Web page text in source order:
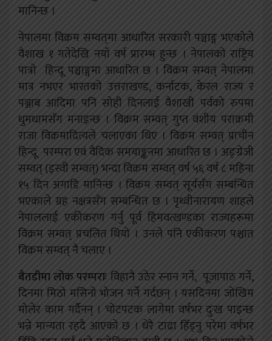
मानिन्छ ।
नेपालमा विक्रम सम्वत्‌मा आधारित सरकारी पञ्चाङ्ग भएकोले
वैशाख १ गतेदेखि नयाँ वर्ष प्रारम्भ हुन्छ । नेपालको राष्ट्रिय
पात्रो हिन्दू पञ्चाङ्गमा आधारित छ । विक्रम सम्वत्‌ नेपालमा
मात्र नभएर भारतको उत्तराखण्ड, कर्नाटक, केरल राज्य र
पञ्जाब आदिमा पनि सोही दिनलाई वैशाखी पर्वको रुपमा
धुमधामसँग मनाइन्छ । विक्रम सम्वत्‌ गुप्त वंशीय पराक्रमी
राजा विक्रमादित्यले चलाएका थिए । विक्रम सम्वत्‌ प्राचीन
हिन्दू परम्परा एवं वैदिक समयाङ्कनमा आधारित छ । अङ्ग्रेजी
सम्वत्‌ (इस्वी सम्वत्‌) भन्दा विक्रम सम्वत्‌ वर्ष ५६ वर्ष ८ महिना
१५ दिन अगाडि मानिन्छ । विक्रम सम्वत्‌ सूर्यसँग सम्बन्धित
भएकाले ग्रह नक्षत्रसँग सम्बन्धित छ । पृथ्वीनारायण शाहले
नेपाललाई एकीकरण गर्नु पूर्व हिमवत्खण्डका राज्यहरूमा
विक्रम सम्वत्‌ प्रचलित थियो । उनले पनि एकीकरण पश्चात
विक्रम सम्वत्‌ नै चलाए ।
बैतडीमा लोक परम्पराःविहानै उठेर स्नान गर्ने, पूजापाठ गर्ने,
दिनमा मिठो मसिनो भोजन गर्ने गर्दछन् । यसदिनमा जोखिम
मोलेर काम गर्दैनन् । चोटपटक लागेमा वर्षभर दुःख पाइन्छ
भन्ने मान्यता रहदै आएको छ । धेरै टाढा हिँड्नु परेमा वर्षभर